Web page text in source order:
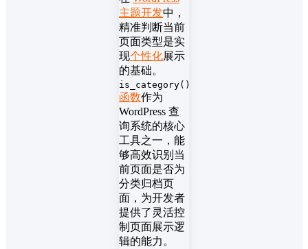
主题开发中，
精准判断当前
页面类型是实
现个性化展示
的基础。
is_category()
函数作为
WordPress 查
询系统的核心
工具之一，能
够高效识别当
前页面是否为
分类归档页
面，为开发者
提供了灵活控
制页面展示逻
辑的能力。